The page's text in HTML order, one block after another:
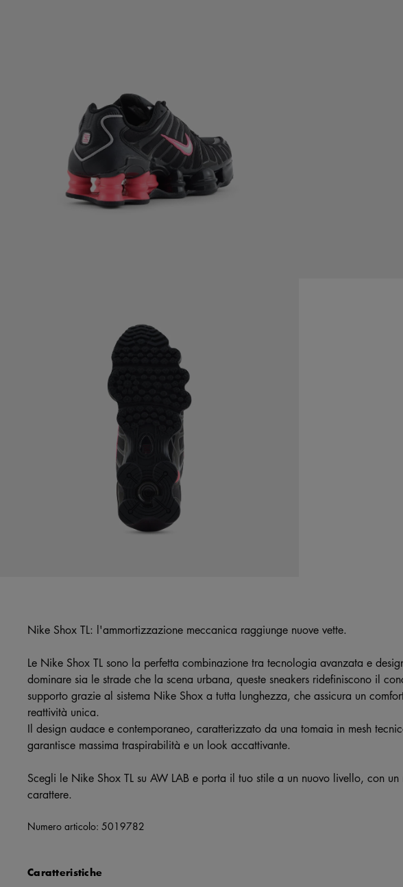
Nike Shox TL: l'ammortizzazione meccanica raggiunge nuove vette.
Le Nike Shox TL sono la perfetta combinazione tra tecnologia avanzata e
dominare sia le strade che la scena urbana, queste sneakers ridefiniscono il
supporto grazie al sistema Nike Shox a tutta lunghezza, che assicura un
reattività unica.
Il design audace e contemporaneo, caratterizzato da una tomaia in mesh
garantisce massima traspirabilità e un look accattivante.
Scegli le Nike Shox TL su AW LAB e porta il tuo stile a un nuovo livello, con
carattere.
Numero articolo: 5019782
Caratteristiche